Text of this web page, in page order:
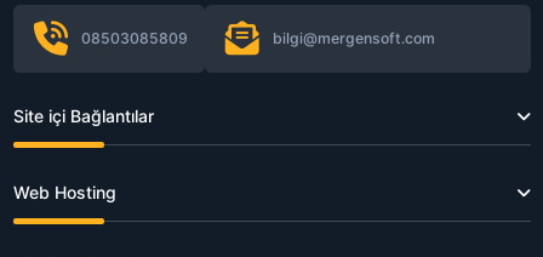
08503085809 bilgi@mergensoft.com
Site içi Bağlantılar
Web Hosting